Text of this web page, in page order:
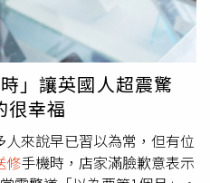
」讓英國人超震驚
很幸福
來說早已習以為常，但有位
修手機時，店家滿臉歉意表示